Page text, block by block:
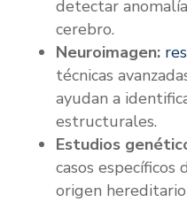
detectar
cerebro.
Neuroimagen:
técnicas
ayudan a
estructurales.
Estudios
casos específicos
origen